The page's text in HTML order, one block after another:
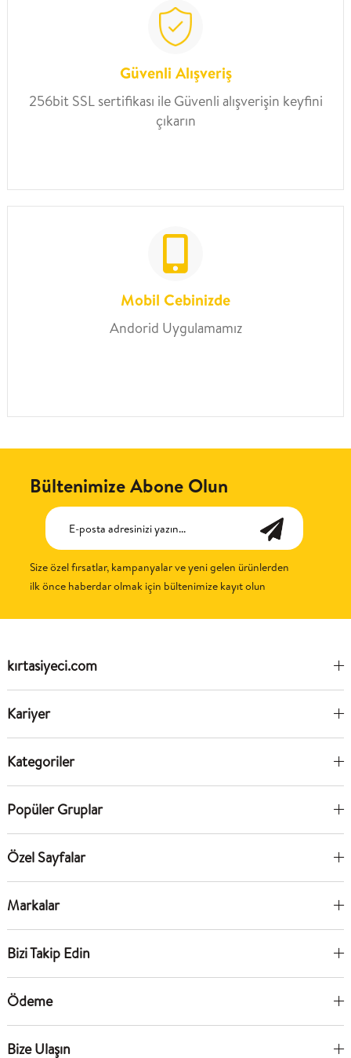
Güvenli Alışveriş
256bit SSL sertifikası ile Güvenli alışverişin keyfini
çıkarın
Mobil Cebinizde
Andorid Uygulamamız
Bültenimize Abone Olun
Size özel fırsatlar, kampanyalar ve yeni gelen ürünlerden
ilk önce haberdar olmak için bültenimize kayıt olun
kırtasiyeci.com
Kariyer
Kategoriler
Popüler Gruplar
Özel Sayfalar
Markalar
Bizi Takip Edin
Ödeme
Bize Ulaşın